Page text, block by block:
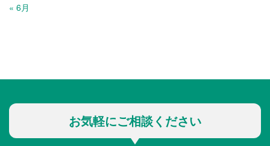
« 6月
お気軽にご相談ください